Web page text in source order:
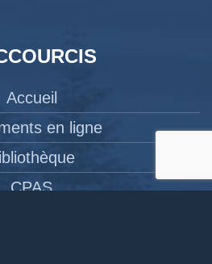
Accueil
en ligne
CPAS